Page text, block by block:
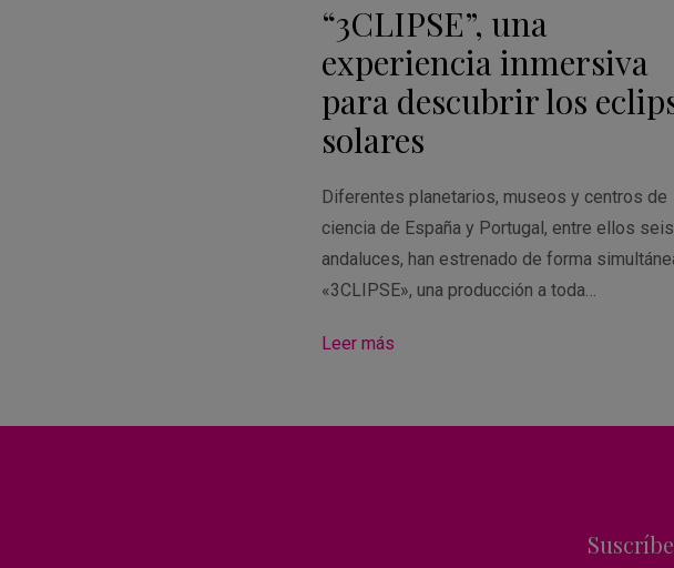
“3CLIPSE”, una
experiencia inmersiva
para descubrir los
solares
Diferentes planetarios, museos y centros de
ciencia de España y Portugal, entre ellos seis
andaluces, han estrenado de forma
«3CLIPSE», una producción a toda…
Leer más